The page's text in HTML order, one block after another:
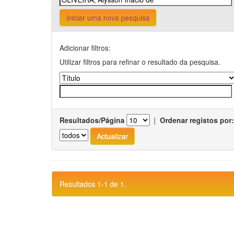
Iniciar uma nova pesquisa
Adicionar filtros:
Utilizar filtros para refinar o resultado da pesquisa.
Resultados/Página | Ordenar registos por:
Resultados 1-1 de 1.